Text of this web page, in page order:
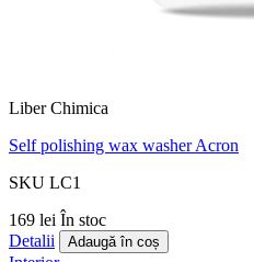
Liber Chimica
Self polishing wax washer Acron
SKU LC1
169 lei În stoc
Detalii
Adaugă în coș